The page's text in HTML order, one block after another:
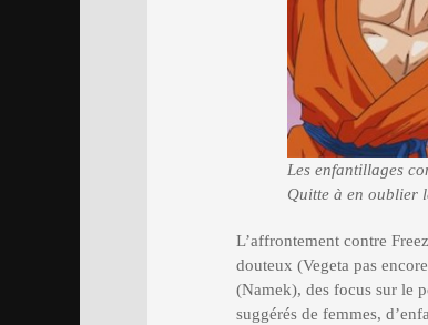
Les enfantillages
Quitte à en oublier
L’affrontement contre
douteux (Vegeta pas
(Namek), des focus sur le
suggérés de femmes,